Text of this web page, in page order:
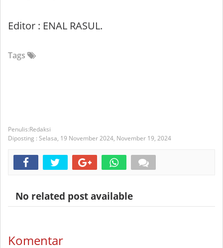
Editor : ENAL RASUL.
Tags
Redaksi
Diposting : Selasa, 19 November 2024, November 19, 2024
No related post available
Komentar